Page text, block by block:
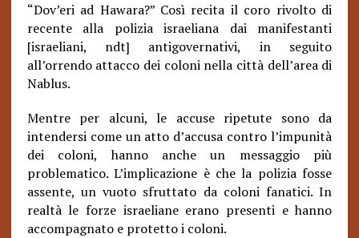
“Dov’eri ad Hawara?” Così recita il coro rivolto di
recente alla polizia israeliana dai manifestanti
[israeliani, ndt] antigovernativi, in seguito
all’orrendo attacco dei coloni nella città dell’area di
Nablus.
Mentre per alcuni, le accuse ripetute sono da
intendersi come un atto d’accusa contro l’impunità
dei coloni, hanno anche un messaggio più
problematico. L’implicazione è che la polizia fosse
assente, un vuoto sfruttato da coloni fanatici. In
realtà le forze israeliane erano presenti e hanno
accompagnato e protetto i coloni.